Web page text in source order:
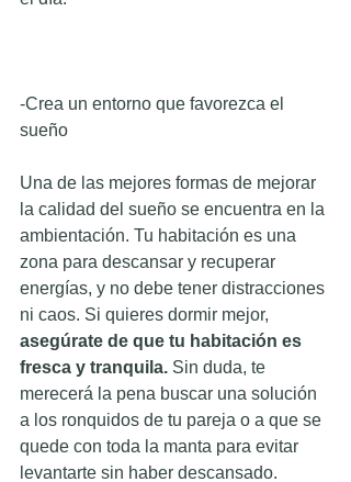
-Crea un entorno que favorezca el
sueño
Una de las mejores formas de mejorar
la calidad del sueño se encuentra en la
ambientación. Tu habitación es una
zona para descansar y recuperar
energías, y no debe tener distracciones
ni caos. Si quieres dormir mejor,
asegúrate de que tu habitación es
fresca y tranquila. Sin duda, te
merecerá la pena buscar una solución
a los ronquidos de tu pareja o a que se
quede con toda la manta para evitar
levantarte sin haber descansado.